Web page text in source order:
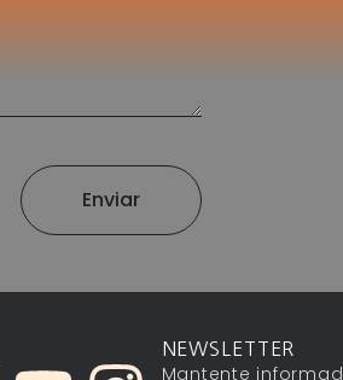
Enviar
NEWSLETTER
Mantente